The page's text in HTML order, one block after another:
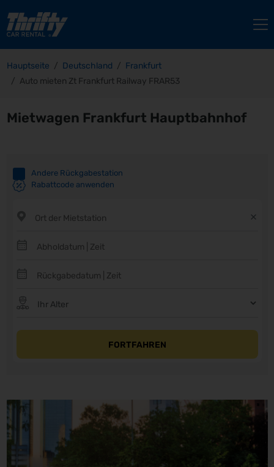
Hauptseite Deutschland
Frankfurt
Auto mieten Zt Frankfurt Railway FRAR53
Mietwagen Frankfurt Hauptbahnhof
Andere Rückgabestation
Rabattcode anwenden
FORTFAHREN